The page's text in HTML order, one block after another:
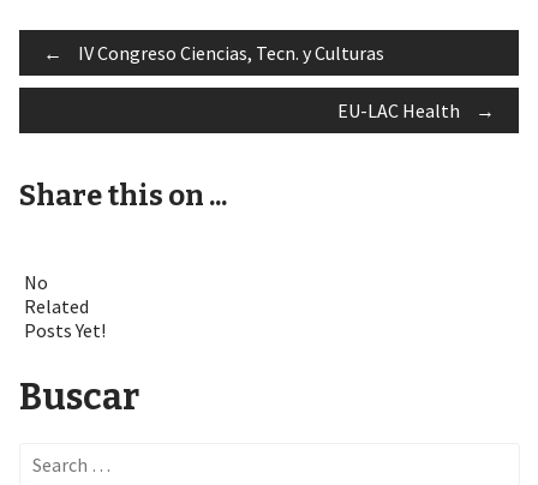
Post
← IV Congreso Ciencias, Tecn. y Culturas
EU-LAC Health →
Share this on ...
No
Related
Posts Yet!
Buscar
Search